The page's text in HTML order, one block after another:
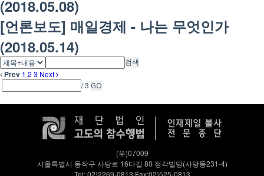
(2018.05.08)
[언론보도] 매일경제 - 나는 무엇인가
(2018.05.14)
검색
Prev 1 2 3 Next
/ 3 GO
(우)07009
서울특별시 동작구 사당로 16다길 80 정각빌딩(사당동231-4)
Tel: 02)2269-0813 Fax:02)525-0813